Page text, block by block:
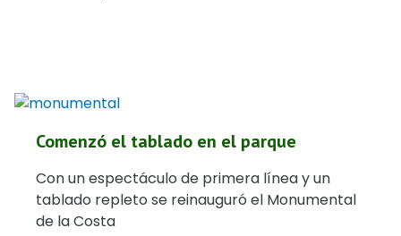
Comenzó el tablado en el parque
Con un espectáculo de primera línea y un
tablado repleto se reinauguró el Monumental
de la Costa